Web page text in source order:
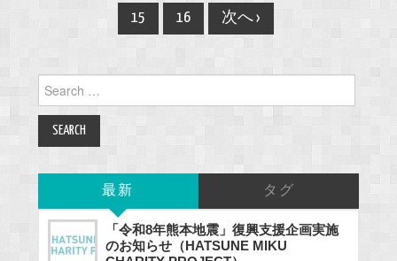
15 16 次へ ›
for:
最新 タグ
「令和8年熊本地震」復興支援企画実施
のお知らせ（HATSUNE MIKU